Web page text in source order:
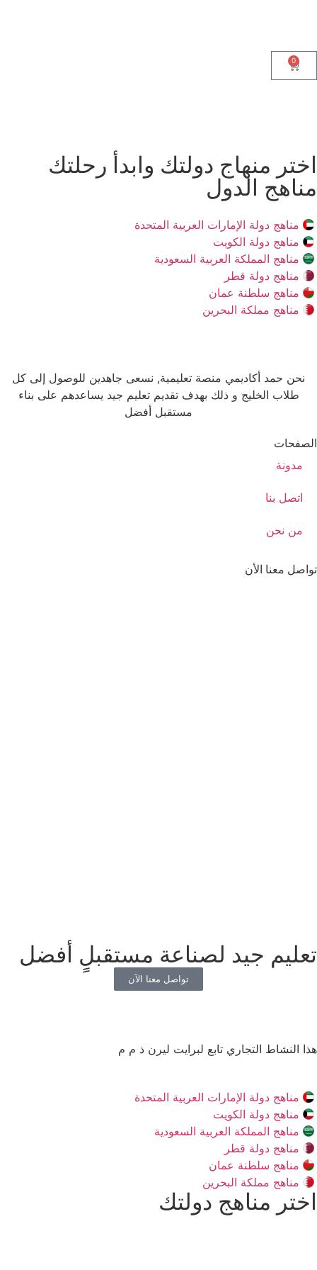
0
اختر منهاج دولتك وابدأ رحلتك
مناهج الدول
مناهج دولة الإمارات العربية المتحدة
مناهج دولة الكويت
مناهج المملكة العربية السعودية
مناهج دولة قطر
مناهج سلطنة عمان
مناهج مملكة البحرين
نحن حمد أكاديمي منصة تعليمية, نسعى جاهدين للوصول إلى كل
طلاب الخليج و ذلك بهدف تقديم تعليم جيد يساعدهم على بناء
مستقبل أفضل
الصفحات
مدونة
اتصل بنا
من نحن
تواصل معنا الأن
تعليم جيد لصناعة مستقبلٍ أفضل
تواصل معنا الآن
هذا النشاط التجاري تابع لبرايت ليرن ذ م م
مناهج دولة الإمارات العربية المتحدة
مناهج دولة الكويت
مناهج المملكة العربية السعودية
مناهج دولة قطر
مناهج سلطنة عمان
مناهج مملكة البحرين
اختر مناهج دولتك